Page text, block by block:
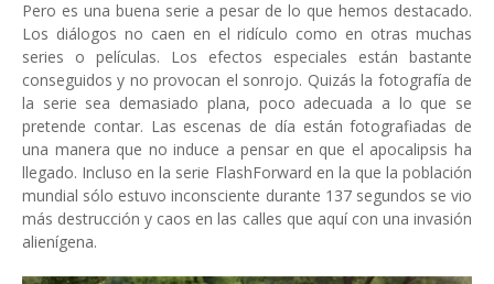
Pero es una buena serie a pesar de lo que hemos destacado.
Los diálogos no caen en el ridículo como en otras muchas
series o películas. Los efectos especiales están bastante
conseguidos y no provocan el sonrojo. Quizás la fotografía de
la serie sea demasiado plana, poco adecuada a lo que se
pretende contar. Las escenas de día están fotografiadas de
una manera que no induce a pensar en que el apocalipsis ha
llegado. Incluso en la serie FlashForward en la que la población
mundial sólo estuvo inconsciente durante 137 segundos se vio
más destrucción y caos en las calles que aquí con una invasión
alienígena.